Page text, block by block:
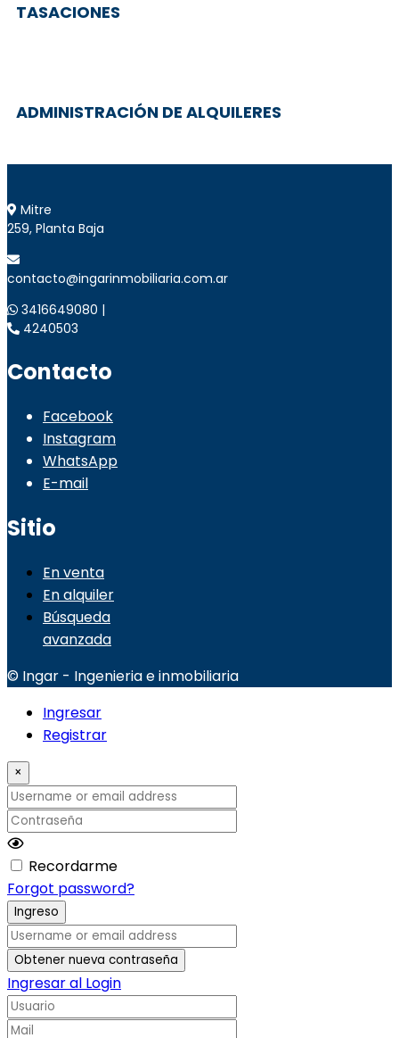
TASACIONES
ADMINISTRACIÓN DE ALQUILERES
Mitre
259, Planta Baja
contacto@ingarinmobiliaria.com.ar
3416649080 |
4240503
Contacto
Facebook
Instagram
WhatsApp
E-mail
Sitio
En venta
En alquiler
Búsqueda
avanzada
© Ingar - Ingenieria e inmobiliaria
Ingresar
Registrar
×
Username or email address
Contraseña
Recordarme
Forgot password?
Ingreso
Username or email address
Obtener nueva contraseña
Ingresar al Login
Usuario
Mail